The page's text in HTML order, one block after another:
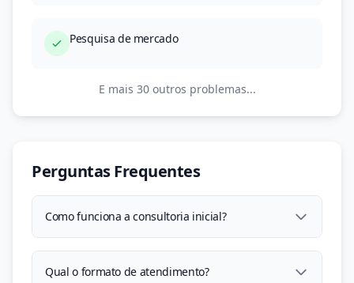
Pesquisa de mercado
E mais 30 outros problemas...
Perguntas Frequentes
Como funciona a consultoria inicial?
Qual o formato de atendimento?